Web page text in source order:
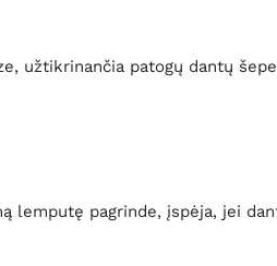
užtikrinančia patogų dantų
lemputę pagrinde, įspėja, jei